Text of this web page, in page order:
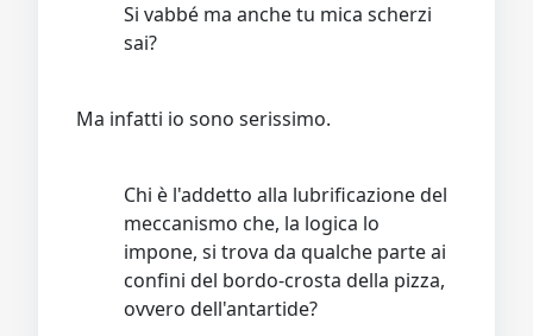
Si vabbé ma anche tu mica scherzi
sai?
Ma infatti io sono serissimo.
Chi è l'addetto alla lubrificazione del
meccanismo che, la logica lo
impone, si trova da qualche parte ai
confini del bordo-crosta della pizza,
ovvero dell'antartide?